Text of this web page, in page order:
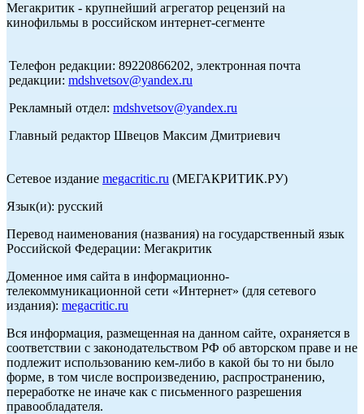
Мегакритик - крупнейший агрегатор рецензий на
кинофильмы в российском интернет-сегменте
Телефон редакции: 89220866202, электронная почта
редакции: mdshvetsov@yandex.ru
Рекламный отдел: mdshvetsov@yandex.ru
Главный редактор Швецов Максим Дмитриевич
Сетевое издание megacritic.ru (МЕГАКРИТИК.РУ)
Язык(и): русский
Перевод наименования (названия) на государственный язык
Российской Федерации: Мегакритик
Доменное имя сайта в информационно-
телекоммуникационной сети «Интернет» (для сетевого
издания): megacritic.ru
Вся информация, размещенная на данном сайте, охраняется в
соответствии с законодательством РФ об авторском праве и не
подлежит использованию кем-либо в какой бы то ни было
форме, в том числе воспроизведению, распространению,
переработке не иначе как с письменного разрешения
правообладателя.